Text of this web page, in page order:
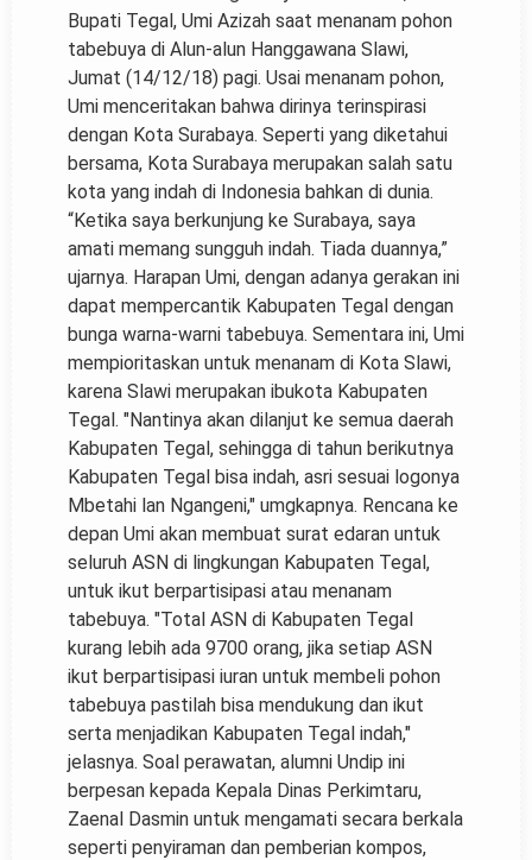
Bupati Tegal, Umi Azizah saat menanam pohon
tabebuya di Alun-alun Hanggawana Slawi,
Jumat (14/12/18) pagi. Usai menanam pohon,
Umi menceritakan bahwa dirinya terinspirasi
dengan Kota Surabaya. Seperti yang diketahui
bersama, Kota Surabaya merupakan salah satu
kota yang indah di Indonesia bahkan di dunia.
“Ketika saya berkunjung ke Surabaya, saya
amati memang sungguh indah. Tiada duannya,”
ujarnya. Harapan Umi, dengan adanya gerakan ini
dapat mempercantik Kabupaten Tegal dengan
bunga warna-warni tabebuya. Sementara ini, Umi
mempioritaskan untuk menanam di Kota Slawi,
karena Slawi merupakan ibukota Kabupaten
Tegal. "Nantinya akan dilanjut ke semua daerah
Kabupaten Tegal, sehingga di tahun berikutnya
Kabupaten Tegal bisa indah, asri sesuai logonya
Mbetahi lan Ngangeni," umgkapnya. Rencana ke
depan Umi akan membuat surat edaran untuk
seluruh ASN di lingkungan Kabupaten Tegal,
untuk ikut berpartisipasi atau menanam
tabebuya. "Total ASN di Kabupaten Tegal
kurang lebih ada 9700 orang, jika setiap ASN
ikut berpartisipasi iuran untuk membeli pohon
tabebuya pastilah bisa mendukung dan ikut
serta menjadikan Kabupaten Tegal indah,"
jelasnya. Soal perawatan, alumni Undip ini
berpesan kepada Kepala Dinas Perkimtaru,
Zaenal Dasmin untuk mengamati secara berkala
seperti penyiraman dan pemberian kompos,